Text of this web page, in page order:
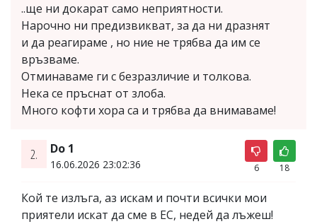
..ще ни докарат само неприятности.
Нарочно ни предизвикват, за да ни дразнят
и да реагираме , но ние не трябва да им се
връзваме.
Отминаваме ги с безразличие и толкова.
Нека се пръснат от злоба.
Много кофти хора са и трябва да внимаваме!
2. Do 1
16.06.2026 23:02:36 6 18
Кой те излъга, аз искам и почти всички мои
приятели искат да сме в ЕС, недей да лъжеш!